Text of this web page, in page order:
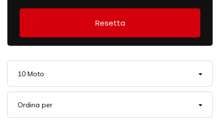
10 Moto
Ordina per
Resetta